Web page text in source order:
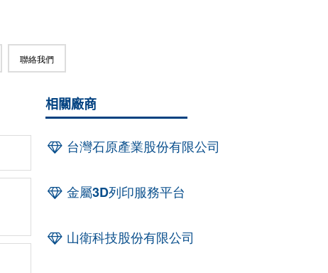
聯絡我們
相關廠商
台灣石原產業股份有限公司
金屬3D列印服務平台
山衛科技股份有限公司